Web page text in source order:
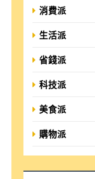
消費派
生活派
省錢派
科技派
美食派
購物派